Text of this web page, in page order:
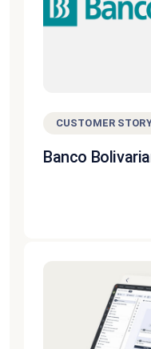
CUSTOMER
Banco